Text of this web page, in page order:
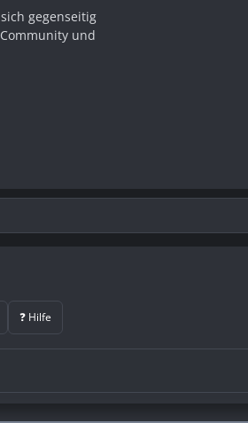
gegenseitig
und
❓ Hilfe